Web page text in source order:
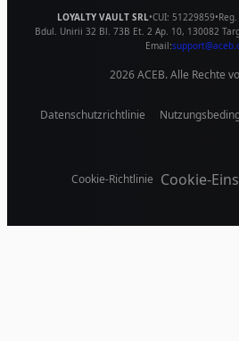
LOYALTY VAULT SRL•CUI: 51229859•
Bdul. Unirii 32 Bl. 73B Et. 2 Ap. 10, 130082
Email:
2026 ACEB. Alle Rechte
Datenschutzrichtlinie
Cookie-Richtlinie Cookie-